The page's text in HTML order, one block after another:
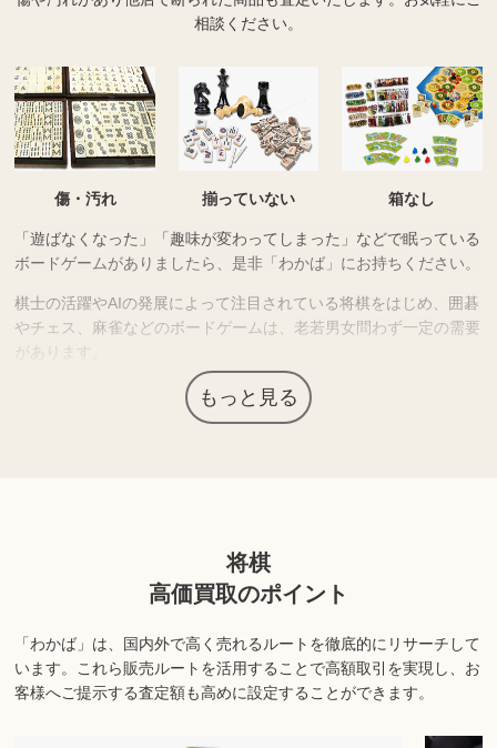
相談ください。
傷・汚れ 揃っていない 箱なし
「遊ばなくなった」「趣味が変わってしまった」などで眠っている
ボードゲームがありましたら、是非「わかば」にお持ちください。
棋士の活躍やAIの発展によって注目されている将棋をはじめ、囲碁
やチェス、麻雀などのボードゲームは、老若男女問わず一定の需要
があります。
高級素材が使われていたり繊細な細工が施されているなど高価な商
品も多く、コレクター需要もあるため高価買取につながる場合があ
商品の状態や内容によっては、お買取できない場合がございま
す。詳しくは店舗までお問い合わせください。
もっと見る
将棋
高価買取のポイント
「わかば」は、国内外で高く売れるルートを徹底的にリサーチして
います。 これら販売ルートを活用することで高額取引を実現し、お
客様へご提示する査定額も高めに設定することができます。